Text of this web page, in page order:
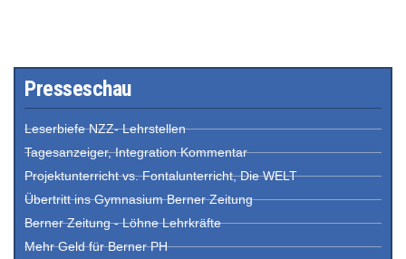
Presseschau
Leserbiefe NZZ- Lehrstellen
Tagesanzeiger, Integration Kommentar
Projektunterricht vs. Fontalunterricht, Die WELT
Übertritt ins Gymnasium Berner Zeitung
Berner Zeitung - Löhne Lehrkräfte
Mehr Geld für Berner PH